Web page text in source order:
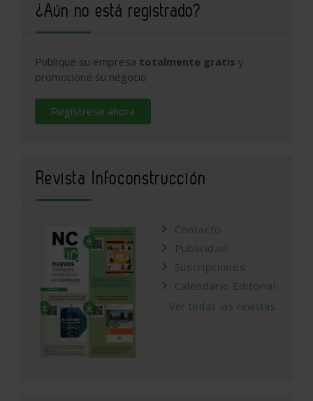
¿Aún no está registrado?
Publique su empresa totalmente gratis y
promocione su negocio
Regístrese ahora
Revista Infoconstrucción
Contacto
Publicidad
Suscripciones
Calendario Editorial
Ver todas las revistas